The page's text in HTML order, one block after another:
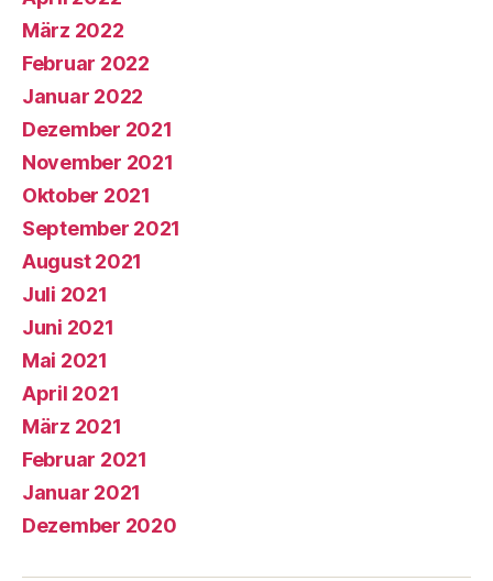
März 2022
Februar 2022
Januar 2022
Dezember 2021
November 2021
Oktober 2021
September 2021
August 2021
Juli 2021
Juni 2021
Mai 2021
April 2021
März 2021
Februar 2021
Januar 2021
Dezember 2020